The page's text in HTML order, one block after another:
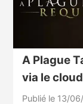
A Plague
via le cloud
Publié le 13/